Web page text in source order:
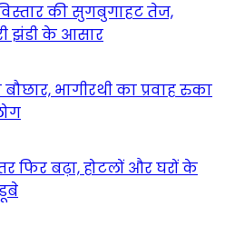
की सुगबुगाहट तेज,
झंडी के आसार
भागीरथी का प्रवाह रुका
फिर बढ़ा, होटलों और घरों के